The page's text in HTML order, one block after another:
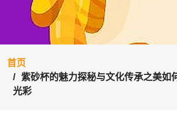
首页
紫砂杯的魅力探秘与文化传承之美如
光彩